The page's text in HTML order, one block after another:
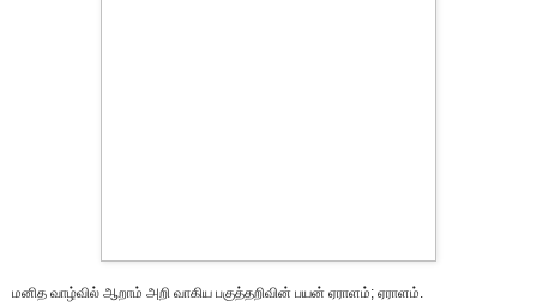
மனித வாழ்வில் ஆறாம் அறி வாகிய பகுத்தறிவின் பயன் ஏராளம்; ஏராளம்.